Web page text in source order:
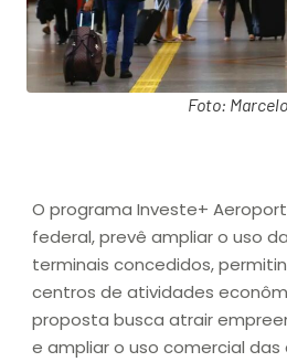
Foto:
O programa Investe+
federal, prevê ampliar o uso
terminais concedidos,
centros de atividades
proposta busca atrair
e ampliar o uso comercial das